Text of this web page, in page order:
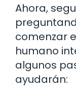
Ahora,
comenzar
humano
algunos
ayudarán: